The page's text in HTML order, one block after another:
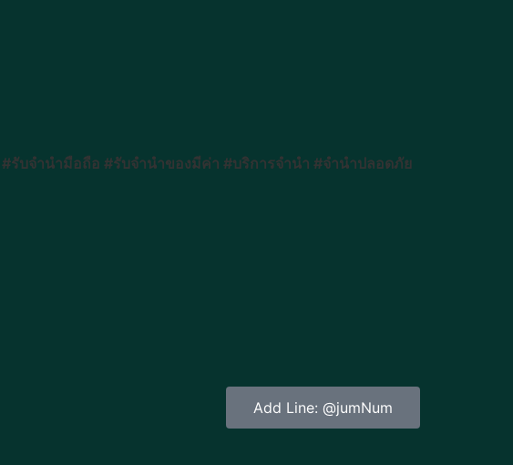
รับจำนำมือถือ #รับจำนำของมีค่า #บริการจำนำ #จำนำปลอดภัย
Add Line: @jumNum